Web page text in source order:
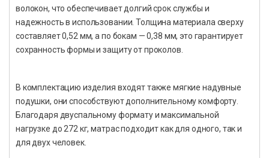
волокон, что обеспечивает долгий срок службы и
надежность в использовании. Толщина материала сверху
составляет 0,52 мм, а по бокам — 0,38 мм, это гарантирует
сохранность формы и защиту от проколов.
В комплектацию изделия входят также мягкие надувные
подушки, они способствуют дополнительному комфорту.
Благодаря двуспальному формату и максимальной
нагрузке до 272 кг, матрас подходит как для одного, так и
для двух человек.